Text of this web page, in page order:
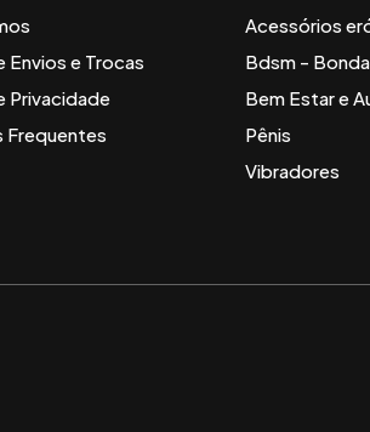
Envios e Trocas
Privacidade
Frequentes
Acessórios
Bdsm -
Bem Estar e
Pênis
Vibradores